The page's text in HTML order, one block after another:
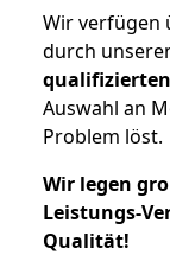
Wir verfügen
durch
Auswahl an
Problem löst.
Wir legen
Leistungs-
Qualität!